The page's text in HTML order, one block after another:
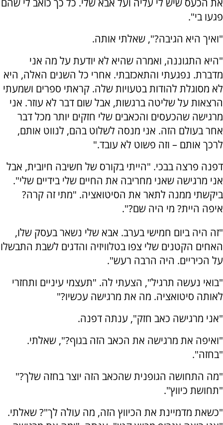
את הכעס שיש לי עליה ועל אבא שלי. כל כך כואב לי שהם
פגעו בי".
"ואיך היא הגיבה?", שאלתי אותה.
"היא התגוננה, ואמרה שהיא לא יודעת על מה אני
מדברת. נפגעתי והתאכזבתי. אחרי כל השנים האלה, היא
לא מסוגלת להודות בטעויות שלה. קראתי ספרים ושמעתי
הרצאות על שליטה ברגשות, אבל שום דבר לא עוזר. אני
מרגישה שהכעסים והכאבים שלי חזקים יותר מכל דבר
אחר בעולם הזה. אני מנסה לשלוט בהם, לנווט אותם,
לרכך אותם – וזה פשוט לא עובד."
דפנה פרצה בבכי. "הייתי בקורס של חשיבה חיובית, אבל
אני מרגישה שאני מחריבה את החיים שלי בידיים שלי".
ביקשתי ממנה לתאר את הסיטואציה. "מתי זה קרה?
איפה היית? מי היה שם?".
"זה היה ביום חמישי בערב. אבא שלי נשאר בעסק שלו,
האחים הקטנים שלי צפו בטלוויזיה והדגים לשבת התבשלו
על הכיריים. היה הרבה רעש".
"בואי נעשה תרגיל", הצעתי לה. "תעצמי עיניים ותחזרי
לאותה סיטואציה. מה את מרגישה עכשיו?"
"אני מרגישה כאב חזק", ענתה דפנה.
"ואיפה את מרגישה את הכאב הזה בגוף?", שאלתי.
"בחזה".
"מה התחושה הגופנית שהכאב הזה יוצר בחזה שלך?"
"תחושת כיווץ".
"כשאת מדמיינת את הכיווץ הזה, מה עולה לך"? שאלתי.